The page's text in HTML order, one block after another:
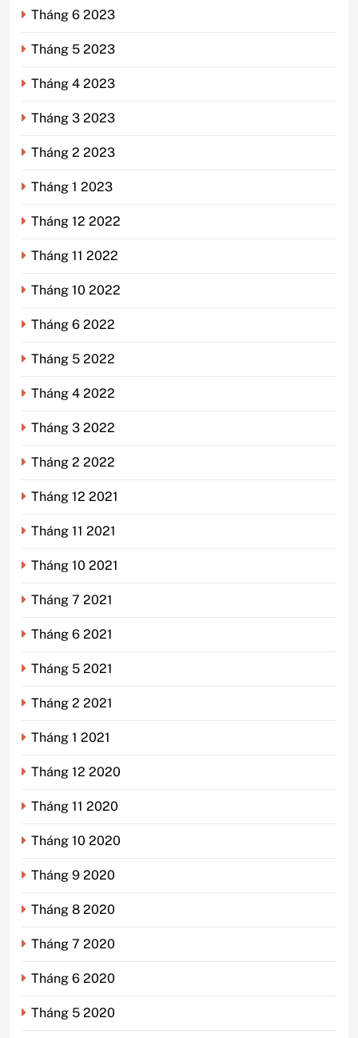
Tháng 6 2023
Tháng 5 2023
Tháng 4 2023
Tháng 3 2023
Tháng 2 2023
Tháng 1 2023
Tháng 12 2022
Tháng 11 2022
Tháng 10 2022
Tháng 6 2022
Tháng 5 2022
Tháng 4 2022
Tháng 3 2022
Tháng 2 2022
Tháng 12 2021
Tháng 11 2021
Tháng 10 2021
Tháng 7 2021
Tháng 6 2021
Tháng 5 2021
Tháng 2 2021
Tháng 1 2021
Tháng 12 2020
Tháng 11 2020
Tháng 10 2020
Tháng 9 2020
Tháng 8 2020
Tháng 7 2020
Tháng 6 2020
Tháng 5 2020